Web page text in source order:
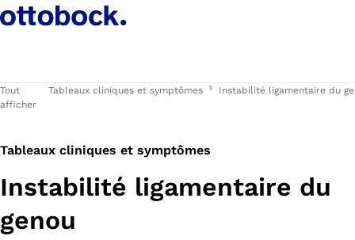
Tout
afficher
Tableaux cliniques et symptômes Instabilité ligamentaire du
Tableaux cliniques et symptômes
Instabilité ligamentaire du
genou